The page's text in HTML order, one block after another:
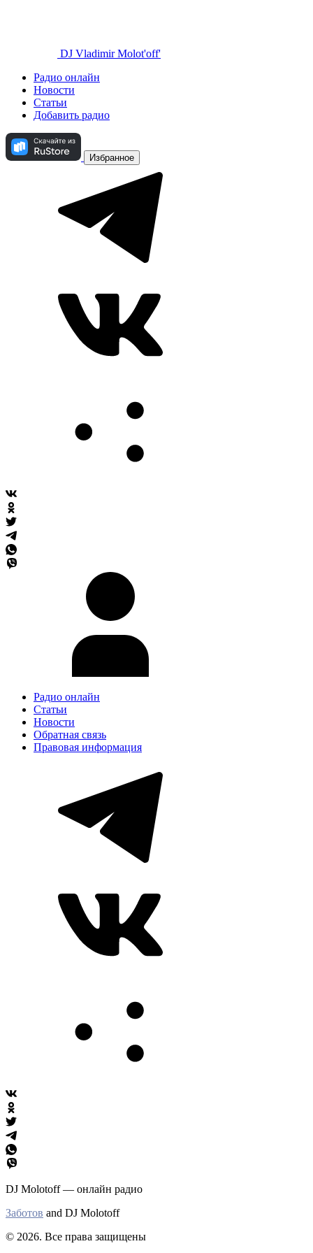
DJ Vladimir Molot'off'
Радио онлайн
Новости
Статьи
Добавить радио
Избранное
Радио онлайн
Статьи
Новости
Обратная связь
Правовая информация
DJ Molotoff — онлайн радио
Заботов and DJ Molotoff
© 2026. Все права защищены